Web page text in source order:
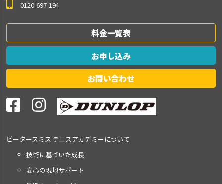
0120-697-194
料金一覧表
お申し込み
お問い合わせ
ピータースミス テニスアカデミーについて
技術に基づいた成長
安心の現地サポート